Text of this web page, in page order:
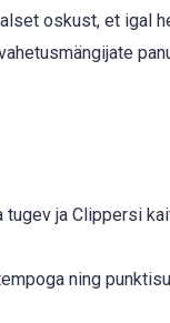
oskust, et igal
tugev ja Clippersi
ning